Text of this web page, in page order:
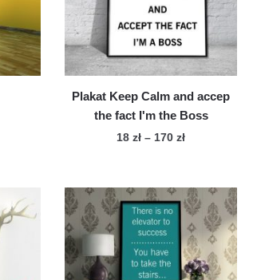
zł
Plakat Keep Calm and accep
the fact I'm the Boss
18zł – 170złZakres
18 zł
do
170 zł
produkt
ma
wiele
wariantów.
Opcje